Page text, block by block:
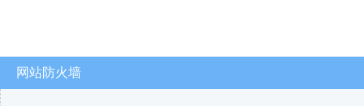
网站防火墙